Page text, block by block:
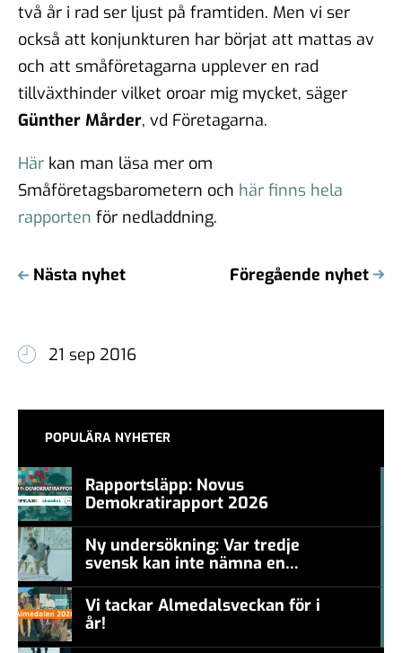
två år i rad ser ljust på framtiden. Men vi ser
också att konjunkturen har börjat att mattas av
och att småföretagarna upplever en rad
tillväxthinder vilket oroar mig mycket, säger
Günther Mårder, vd Företagarna.
Här kan man läsa mer om
Småföretagsbarometern och här finns hela
rapporten för nedladdning.
Nästa nyhet Föregående nyhet
21 sep 2016
POPULÄRA NYHETER
Rapportsläpp: Novus
Demokratirapport 2026
Ny undersökning: Var tredje
svensk kan inte nämna en
levande konstnär
Vi tackar Almedalsveckan för i
år!